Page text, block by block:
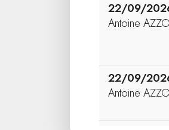
22/09/
Antoine
22/09/
Antoine